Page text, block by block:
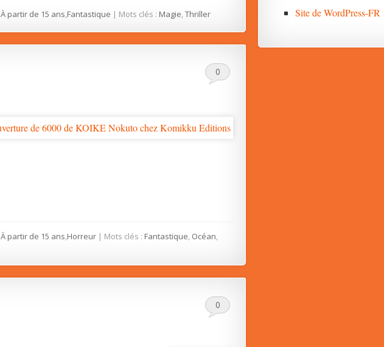
À partir de 15 ans,Fantastique | Mots clés : Magie,Thriller
0
À partir de 15 ans,Horreur | Mots clés : Fantastique, Océan,
0
Site de WordPress-FR